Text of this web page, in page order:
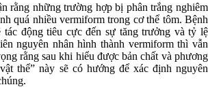
rằng những trường hợp bị phân trắng nghiêm
quá nhiều vermiform trong cơ thể tôm. Bệnh
tác động tiêu cực đến sự tăng trưởng và tỷ lệ
nguyên nhân hình thành vermiform thì vẫn
rằng sau khi hiểu được bản chất và phương
thể” này sẽ có hướng để xác định nguyên